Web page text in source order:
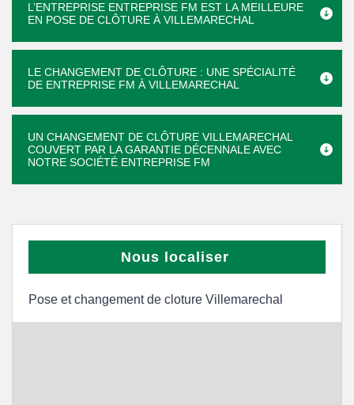
L’ENTREPRISE ENTREPRISE FM EST LA MEILLEURE
EN POSE DE CLÔTURE À VILLEMARECHAL
LE CHANGEMENT DE CLÔTURE : UNE SPÉCIALITÉ
DE ENTREPRISE FM À VILLEMARECHAL
UN CHANGEMENT DE CLÔTURE VILLEMARECHAL
COUVERT PAR LA GARANTIE DÉCENNALE AVEC
NOTRE SOCIÉTÉ ENTREPRISE FM
Nous localiser
Pose et changement de cloture Villemarechal